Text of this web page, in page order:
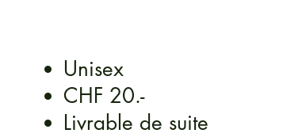
Unisex
CHF 20.-
Livrable de suite